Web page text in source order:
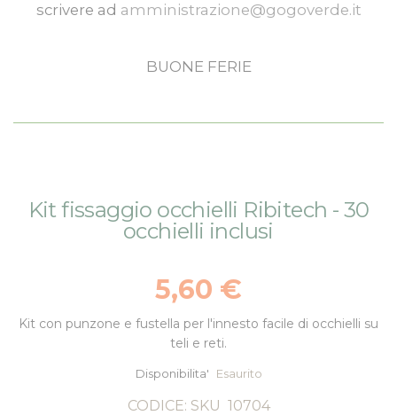
scrivere ad amministrazione@gogoverde.it
BUONE FERIE
alla
all'inizio
Kit fissaggio occhielli Ribitech - 30
occhielli inclusi
5,60 €
Kit con punzone e fustella per l'innesto facile di occhielli su
teli e reti.
Disponibilita' Esaurito
CODICE: SKU 10704